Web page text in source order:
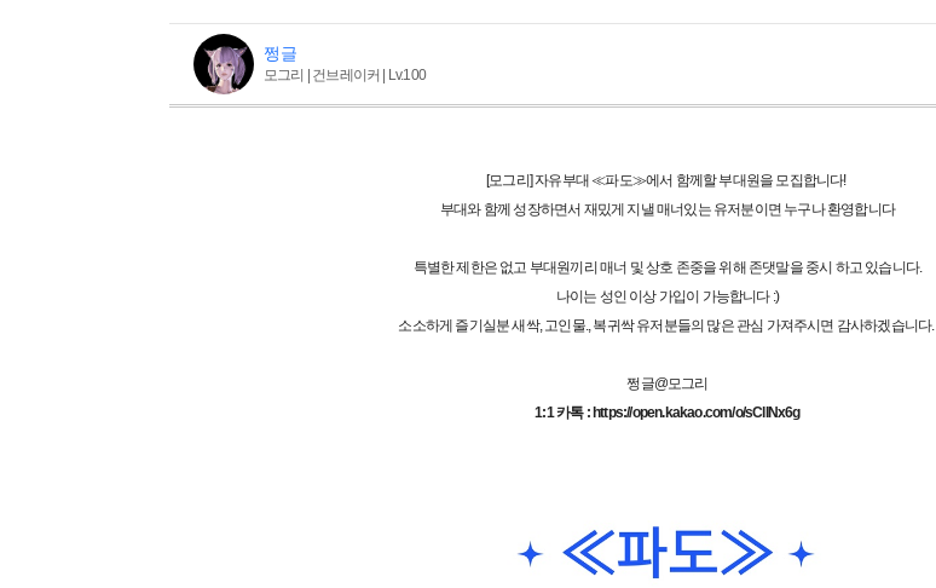
쩡글
모그리 | 건브레이커 | Lv.100
[모그리] 자유부대 ≪파도≫에서 함께할 부대원을 모집합니다!
부대와 함께 성장하면서 재밌게 지낼 매너있는 유저분이면 누구나 환영합니다
특별한 제한은 없고 부대원끼리 매너 및 상호 존중을 위해 존댓말을 중시 하고 있습니다.
나이는 성인 이상 가입이 가능합니다 :)
소소하게 즐기실분 새싹, 고인물., 복귀싹 유저분들의 많은 관심 가져주시면 감사하겠습니다.
쩡글@모그리
1:1 카톡 : https://open.kakao.com/o/sClINx6g